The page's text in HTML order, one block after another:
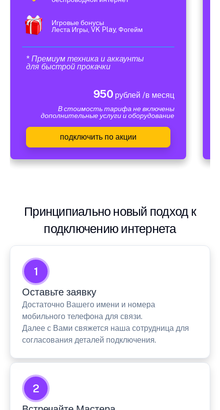
Игровые бонусы
Леста Игры, VK Play, Фогейм
* Премиум техника и аккаунты
для быстрой прокачки
950 рублей /в месяц
В стоимость тарифа не включены
дополнительные услуги и оборудование
подключить по акции
Принципиально новый подход к
подключению интернета
1
Оставьте заявку
Достаточно Вашего имени и номера
мобильного телефона для связи.
Далее с Вами свяжется наша сотрудница для
согласования деталей подключения.
2